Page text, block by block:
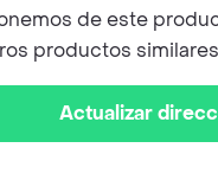
de este
productos
Actualizar